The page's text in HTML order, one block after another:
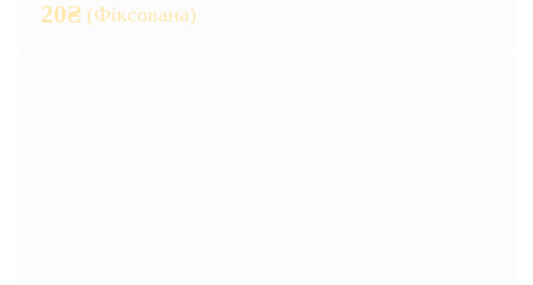
20₴ (Фіксована)